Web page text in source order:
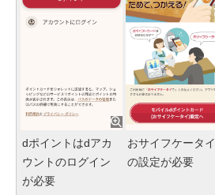
dポイントはdアカ
ウントのログイン
が必要
おサイフケータイ
の設定が必要